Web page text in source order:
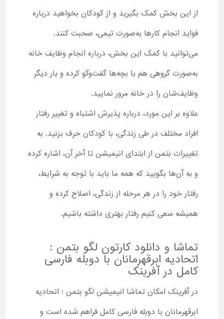
از این بخش کمک بگیرید و از کودکان بخواهید درباره
فواید انجام کارها به‌صورت تیمی، صحبت کنند.
می‌توانید با کمک این بخش، درباره انجام وظایف خانه
به‌صورت گروهی هم با بچه‌ها گفت‌وگو کرده و بار دیگر
وظایف‌شان را در خانه مرور نمایید.
علاوه بر این مورد، درباره پذیرش اشتباه و تغییر رفتار
افراد مختلف در طی زندگی، با کودکان حرف بزنید. به
تغییرات بتمن از ابتدای انیمیشن تا آخر آن، اشاره کرده
و به آن‌ها بگویید که همه ما باید با توجه به شرایط،
رفتار خود را در هر مرحله از زندگی، اصلاح کرده و
همیشه سعی کنیم رفتار بهتری داشته باشیم.
تماشا و دانلود کارتون لگو بتمن :
اتحادیه ابرقهرمانان با دوبله فارسی
کامل در آفرینک
در آفرینک امکان تماشا انیمیشن لگو بتمن : اتحادیه
ابرقهرمانان با دوبله فارسی کامل فراهم شده است و